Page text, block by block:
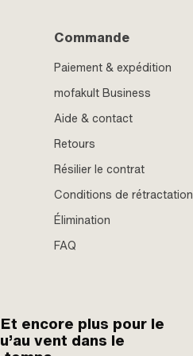
Commande
Paiement & expédition
mofakult Business
Aide & contact
Retours
Résilier le contrat
Conditions de rétractation
Élimination
FAQ
encore plus pour le
vent dans le